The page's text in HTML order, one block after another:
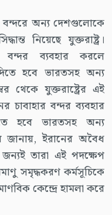
বন্দরে অন্য দেশগুলোকে
নিয়েছে যুক্তরাষ্ট্র।
বন্দর ব্যবহার করলে
দিতে হবে ভারতসহ অন্য
থেকে যুক্তরাষ্ট্রের এই
চাবাহার বন্দর ব্যবহার
হবে ভারতসহ অন্য
জানায়, ইরানের অবৈধ
তারা এই পদক্ষেপ
সমৃদ্ধকরণ কর্মসূচিকে
কেন্দ্রে হামলা করে